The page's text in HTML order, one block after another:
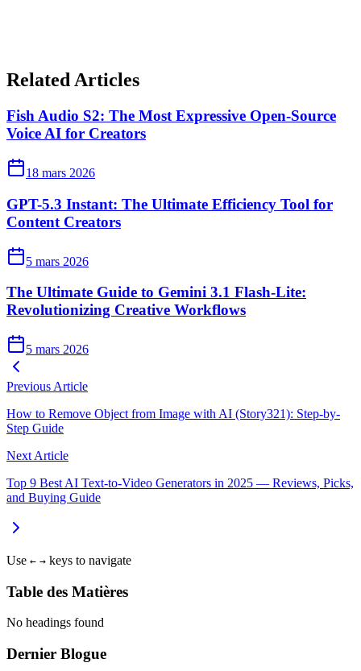
Related Articles
Fish Audio S2: The Most Expressive Open-Source
Voice AI for Creators
18 mars 2026
GPT-5.3 Instant: The Ultimate Efficiency Tool for
Content Creators
5 mars 2026
The Ultimate Guide to Gemini 3.1 Flash-Lite:
Revolutionizing Creative Workflows
5 mars 2026
Previous Article
How to Remove Object from Image with AI (Story321): Step-by-
Step Guide
Next Article
Top 9 Best AI Text-to-Video Generators in 2025 — Reviews, Picks,
and Buying Guide
Use ← → keys to navigate
Table des Matières
No headings found
Dernier Blogue